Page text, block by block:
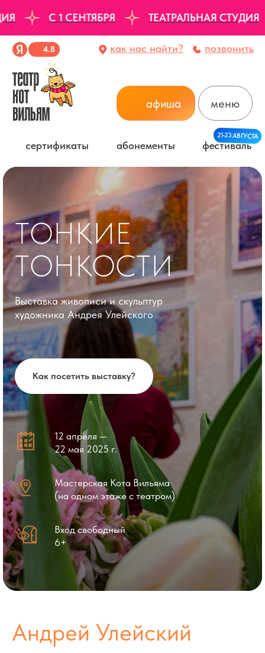
С 1 СЕНТЯБРЯ ТЕАТРАЛЬНАЯ СТУДИЯ
как нас найти? позвонить
сертификаты фестиваль
4.8
ТОНКИЕ
ТОНКОСТИ
Выставка живописи и скульптур
художника Андрея Улейского
Как посетить выставку?
12 апреля —
22 мая 2025 г.
Мастерская Кота Вильяма
(на одном этаже с театром)
Вход свободный
6+
Андрей Улейский